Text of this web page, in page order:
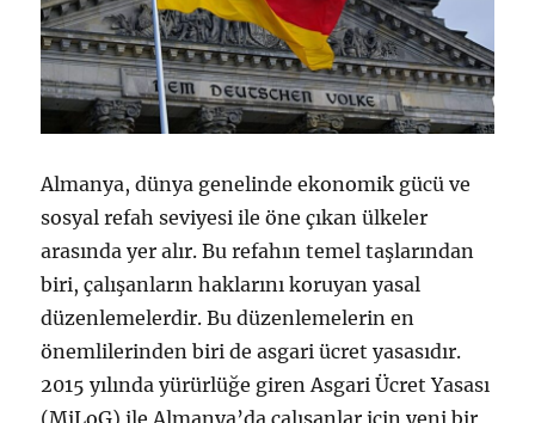
Almanya, dünya genelinde ekonomik gücü ve
sosyal refah seviyesi ile öne çıkan ülkeler
arasında yer alır. Bu refahın temel taşlarından
biri, çalışanların haklarını koruyan yasal
düzenlemelerdir. Bu düzenlemelerin en
önemlilerinden biri de asgari ücret yasasıdır.
2015 yılında yürürlüğe giren Asgari Ücret Yasası
(MiLoG) ile Almanya’da çalışanlar için yeni bir